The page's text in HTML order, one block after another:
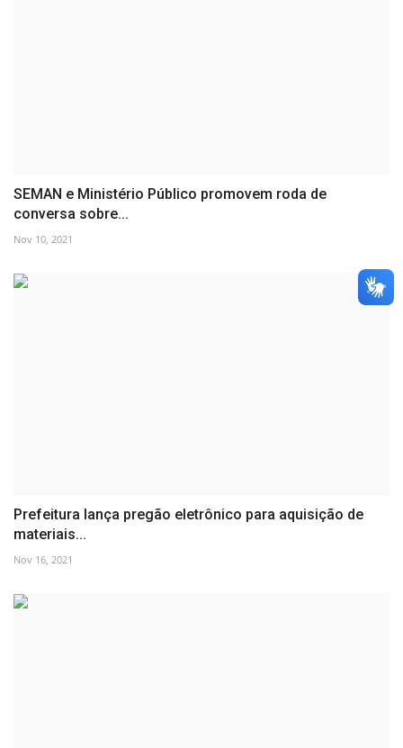
SEMAN e Ministério Público promovem roda de
conversa sobre...
Nov 10, 2021
Prefeitura lança pregão eletrônico para aquisição de
materiais...
Nov 16, 2021